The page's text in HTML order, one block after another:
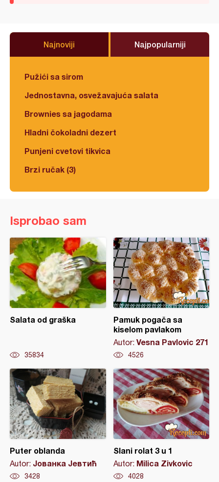
Najnoviji Najpopularniji
Pužići sa sirom
Jednostavna, osvežavajuća salata
Brownies sa jagodama
Hladni čokoladni dezert
Punjeni cvetovi tikvica
Brzi ručak (3)
Isprobao sam
Salata od graška
35834
Pamuk pogača sa
kiselom pavlakom
Autor: Vesna Pavlovic 271
4526
Puter oblanda
Autor: Јованка Јевтић
3428
Slani rolat 3 u 1
Autor: Milica Zivkovic
4028